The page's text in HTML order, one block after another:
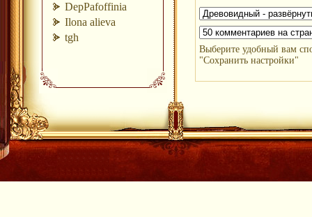
DepPafoffinia
Ilona alieva
tgh
Выберите удобный вам
"Сохранить настройки"